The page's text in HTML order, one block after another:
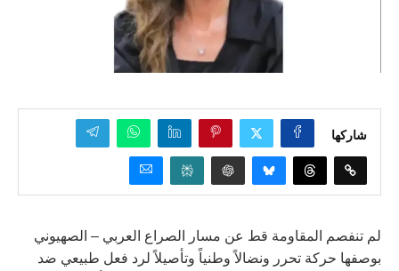
شاركها
لم تنفصم المقاومة قط عن مسار الصراع العربي – الصهيوني
بوصفها حركة تحرر ونضالاً وطنياً وتأصيلاً لرد فعل طبيعي ضد